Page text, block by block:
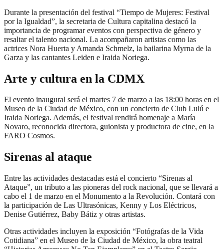
Durante la presentación del festival “Tiempo de Mujeres: Festival
por la Igualdad”, la secretaria de Cultura capitalina destacó la
importancia de programar eventos con perspectiva de género y
resaltar el talento nacional. La acompañaron artistas como las
actrices Nora Huerta y Amanda Schmelz, la bailarina Myrna de la
Garza y las cantantes Leiden e Iraida Noriega.
Arte y cultura en la CDMX
El evento inaugural será el martes 7 de marzo a las 18:00 horas en el
Museo de la Ciudad de México, con un concierto de Club Lulú e
Iraida Noriega. Además, el festival rendirá homenaje a María
Novaro, reconocida directora, guionista y productora de cine, en la
FARO Cosmos.
Sirenas al ataque
Entre las actividades destacadas está el concierto “Sirenas al
Ataque”, un tributo a las pioneras del rock nacional, que se llevará a
cabo el 1 de marzo en el Monumento a la Revolución. Contará con
la participación de Las Ultrasónicas, Kenny y Los Eléctricos,
Denise Gutiérrez, Baby Bátiz y otras artistas.
Otras actividades incluyen la exposición “Fotógrafas de la Vida
Cotidiana” en el Museo de la Ciudad de México, la obra teatral